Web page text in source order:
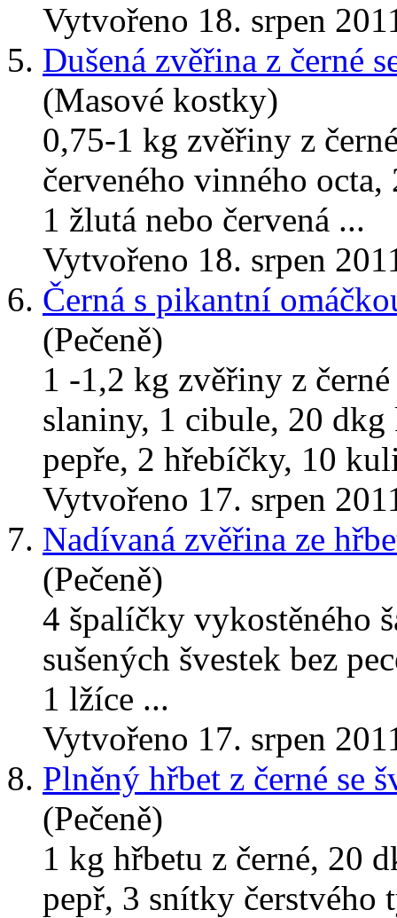
Vytvořeno 18. srpen
5. Dušená zvěřina z černé
(Masové kostky)
0,75-1 kg zvěřiny z
červeného vinného
1 žlutá nebo červená ...
Vytvořeno 18. srpen
6. Černá s pikantní
(Pečeně)
1 -1,2 kg zvěřiny z
slaniny, 1 cibule, 20
pepře, 2 hřebíčky, 10
Vytvořeno 17. srpen
7. Nadívaná zvěřina ze
(Pečeně)
4 špalíčky vykostěného
sušených švestek bez
1 lžíce ...
Vytvořeno 17. srpen
8. Plněný hřbet z černé se
(Pečeně)
1 kg hřbetu z černé, 20
pepř, 3 snítky